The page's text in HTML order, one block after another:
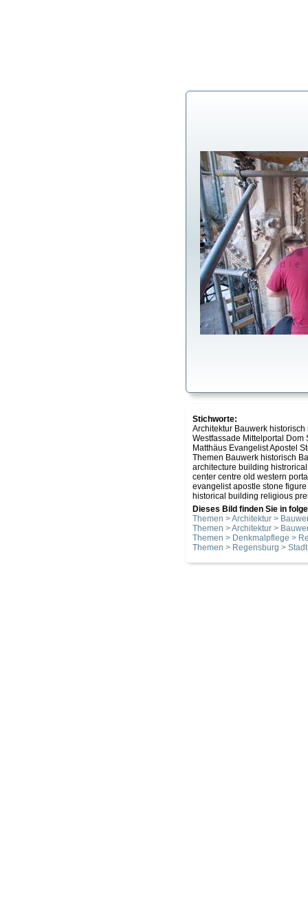
Stichworte:
Architektur Bauwerk
Westfassade Mittelportal Dom
Matthäus Evangelist Apostel
Themen Bauwerk historisch
architecture building
center centre old western
evangelist apostle stone
historical building religious
Dieses Bild finden Sie in
Themen > Architektur >
Themen > Architektur >
Themen > Denkmalpflege >
Themen > Regensburg > Stadt